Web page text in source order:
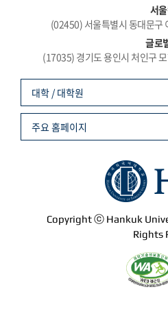
서
(02450) 서울특별시 동대문
글로
(17035) 경기도 용인시 처인구
Copyright ⓒ Hankuk
Rights
대학 / 대학원
주요 홈페이지